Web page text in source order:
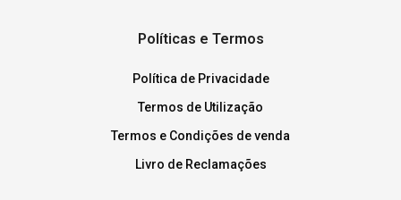
Políticas e Termos
Política de Privacidade
Termos de Utilização
Termos e Condições de venda
Livro de Reclamações